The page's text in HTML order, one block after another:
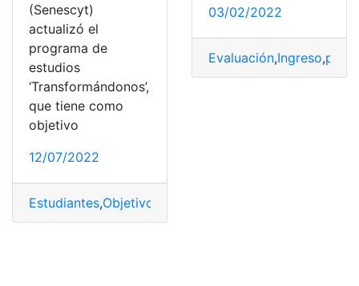
(Senescyt)
actualizó el
programa de
estudios
‘Transformándonos’,
que tiene como
objetivo
12/07/2022
Estudiantes,Objetivos
03/02/2022
Evaluación,Ingreso,